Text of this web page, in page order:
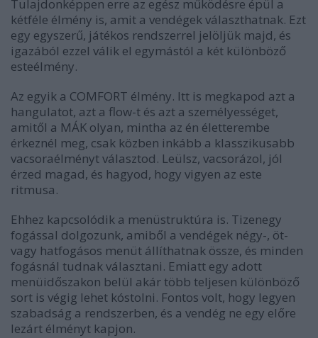
Tulajdonképpen erre az egész működésre épül a
kétféle élmény is, amit a vendégek választhatnak. Ezt
egy egyszerű, játékos rendszerrel jelöljük majd, és
igazából ezzel válik el egymástól a két különböző
esteélmény.
Az egyik a COMFORT élmény. Itt is megkapod azt a
hangulatot, azt a flow-t és azt a személyességet,
amitől a MÁK olyan, mintha az én életterembe
érkeznél meg, csak közben inkább a klasszikusabb
vacsoraélményt választod. Leülsz, vacsorázol, jól
érzed magad, és hagyod, hogy vigyen az este
ritmusa.
Ehhez kapcsolódik a menüstruktúra is. Tizenegy
fogással dolgozunk, amiből a vendégek négy-, öt-
vagy hatfogásos menüt állíthatnak össze, és minden
fogásnál tudnak választani. Emiatt egy adott
menüidőszakon belül akár több teljesen különböző
sort is végig lehet kóstolni. Fontos volt, hogy legyen
szabadság a rendszerben, és a vendég ne egy előre
lezárt élményt kapjon.